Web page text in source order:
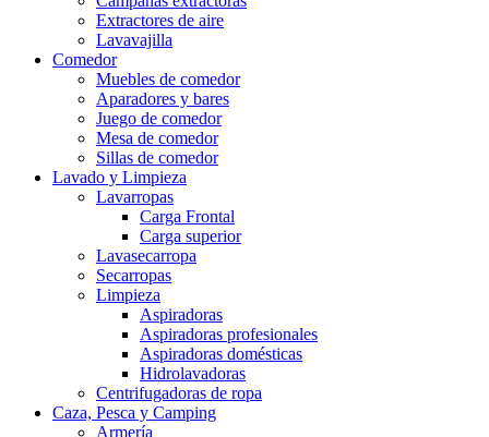
Extractores de aire
Lavavajilla
Comedor
Muebles de comedor
Aparadores y bares
Juego de comedor
Mesa de comedor
Sillas de comedor
Lavado y Limpieza
Lavarropas
Carga Frontal
Carga superior
Lavasecarropa
Secarropas
Limpieza
Aspiradoras
Aspiradoras profesionales
Aspiradoras domésticas
Hidrolavadoras
Centrifugadoras de ropa
Caza, Pesca y Camping
Armería